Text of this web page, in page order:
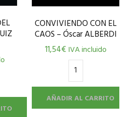
CONVIVIENDO CON EL
CAOS – Óscar ALBERDI
11,54€ IVA incluido
AÑADIR AL CARRITO